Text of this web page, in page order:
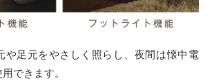
や足元をやさしく照らし、夜間は懐中電
できます。